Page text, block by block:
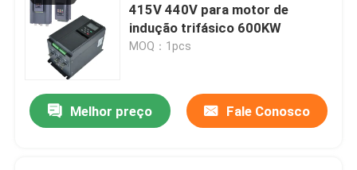
415V 440V para motor de
indução trifásico 600KW
MOQ：1pcs
Melhor preço Fale Conosco